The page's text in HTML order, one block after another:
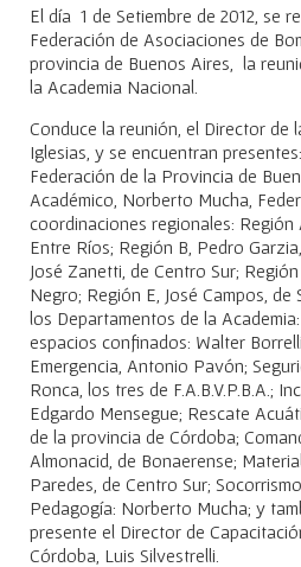
El día 1 de Setiembre de 2012, se
Federación de Asociaciones de
provincia de Buenos Aires, la
la Academia Nacional.
Conduce la reunión, el Director de
Iglesias, y se encuentran
Federación de la Provincia de
Académico, Norberto Mucha,
coordinaciones regionales: Región
Entre Ríos; Región B, Pedro
José Zanetti, de Centro Sur;
Negro; Región E, José Campos,
los Departamentos de la
espacios confinados: Walter
Emergencia, Antonio Pavón;
Ronca, los tres de F.A.B.V.P.B.A.;
Edgardo Mensegue; Rescate
de la provincia de Córdoba;
Almonacid, de Bonaerense;
Paredes, de Centro Sur;
Pedagogía: Norberto Mucha; y
presente el Director de
Córdoba, Luis Silvestrelli.